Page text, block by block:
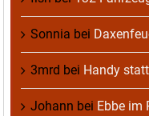
Sonnia bei
3mrd bei Handy
Johann bei Ebbe im